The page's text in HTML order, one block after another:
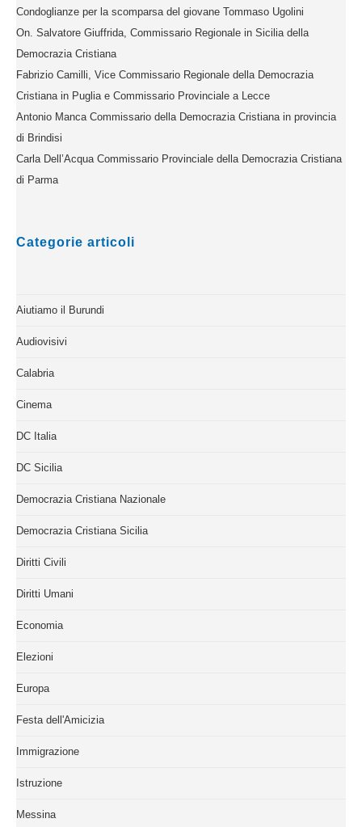
Condoglianze per la scomparsa del giovane Tommaso Ugolini
On. Salvatore Giuffrida, Commissario Regionale in Sicilia della
Democrazia Cristiana
Fabrizio Camilli, Vice Commissario Regionale della Democrazia
Cristiana in Puglia e Commissario Provinciale a Lecce
Antonio Manca Commissario della Democrazia Cristiana in provincia
di Brindisi
Carla Dell’Acqua Commissario Provinciale della Democrazia Cristiana
di Parma
Categorie articoli
Aiutiamo il Burundi
Audiovisivi
Calabria
Cinema
DC Italia
DC Sicilia
Democrazia Cristiana Nazionale
Democrazia Cristiana Sicilia
Diritti Civili
Diritti Umani
Economia
Elezioni
Europa
Festa dell'Amicizia
Immigrazione
Istruzione
Messina